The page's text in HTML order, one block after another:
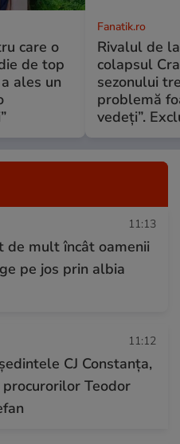
care o
de top
ales un
Fanatik.ro
Rivalul de
colapsul
sezonului
problemă
vedeți”.
11:13
de mult încât oamenii
pe jos prin albia
11:12
CJ Constanța,
Teodor